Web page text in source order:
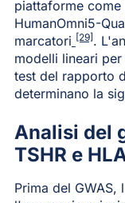
piattaforme
HumanOmni5-
marcatori [29] .
modelli lineari
test del rapporto
determinano la
Analisi del
TSHR e
Prima del